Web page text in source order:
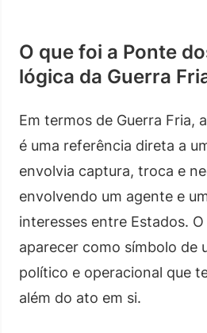
O que foi a Ponte
lógica da Guerra
Em termos de Guerra Fria,
é uma referência direta a
envolvia captura, troca e
envolvendo um agente e
interesses entre Estados.
aparecer como símbolo de
político e operacional que
além do ato em si.